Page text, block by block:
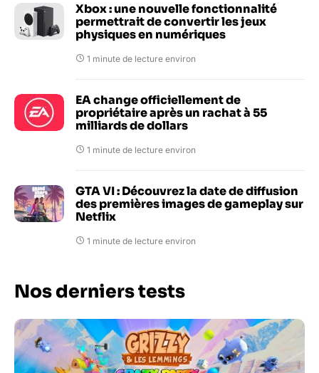
Xbox : une nouvelle fonctionnalité
permettrait de convertir les jeux
physiques en numériques
1 minute de lecture environ
EA change officiellement de
propriétaire après un rachat à 55
milliards de dollars
1 minute de lecture environ
GTA VI : Découvrez la date de diffusion
des premières images de gameplay sur
Netflix
1 minute de lecture environ
Nos derniers tests